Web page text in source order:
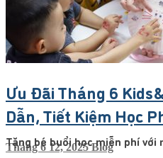
Ưu Đãi Tháng 6
Dẫn, Tiết Kiệm Học
Tháng 6 12, 2025Blog
Tặng bé buổi học miễn phí với